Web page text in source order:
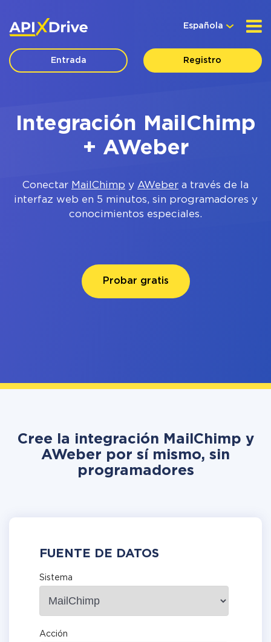
Española
Entrada Registro
Integración MailChimp
+ AWeber
Conectar MailChimp y AWeber a través de la
interfaz web en 5 minutos, sin programadores y
conocimientos especiales.
Probar gratis
Cree la integración MailChimp y
AWeber por sí mismo, sin
programadores
FUENTE DE DATOS
Sistema
Acción